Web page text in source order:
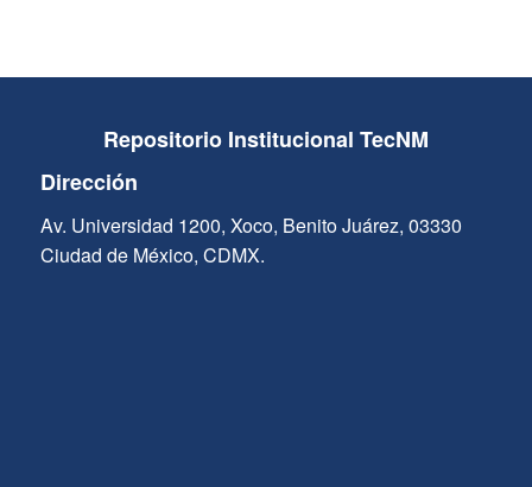
Repositorio Institucional TecNM
Dirección
Av. Universidad 1200, Xoco, Benito Juárez, 03330
Ciudad de México, CDMX.